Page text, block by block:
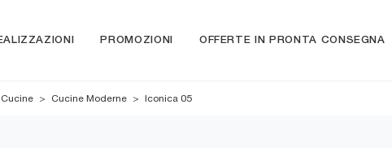
PROMOZIONI OFFERTE IN PRONTA CONSEGNA
Cucine > Cucine Moderne > Iconica 05